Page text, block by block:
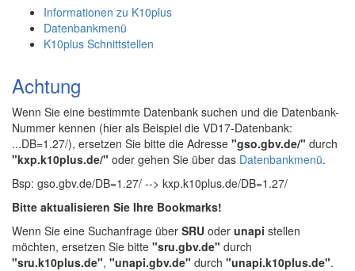
Informationen zu K10plus
Datenbankmenü
K10plus Schnittstellen
Achtung
Wenn Sie eine bestimmte Datenbank suchen und die Datenbank-
Nummer kennen (hier als Beispiel die VD17-Datenbank:
...DB=1.27/), ersetzen Sie bitte die Adresse "gso.gbv.de/" durch
"kxp.k10plus.de/" oder gehen Sie über das Datenbankmenü.
Bsp: gso.gbv.de/DB=1.27/ --> kxp.k10plus.de/DB=1.27/
Bitte aktualisieren Sie Ihre Bookmarks!
Wenn Sie eine Suchanfrage über SRU oder unapi stellen
möchten, ersetzen Sie bitte "sru.gbv.de" durch
"sru.k10plus.de", "unapi.gbv.de" durch "unapi.k10plus.de".